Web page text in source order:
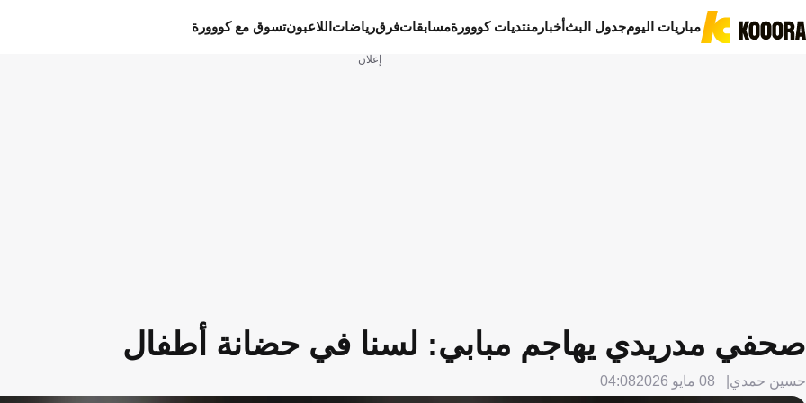
مباريات اليومجدول البثأخبار منتديات كووورةمسابقاتفرقرياضات اللاعبونتسوق مع كووورة
إعلان
صحفي مدريدي يهاجم مبابي: لسنا في حضانة أطفال
حسين حمدي 08 مايو 2026 04:08